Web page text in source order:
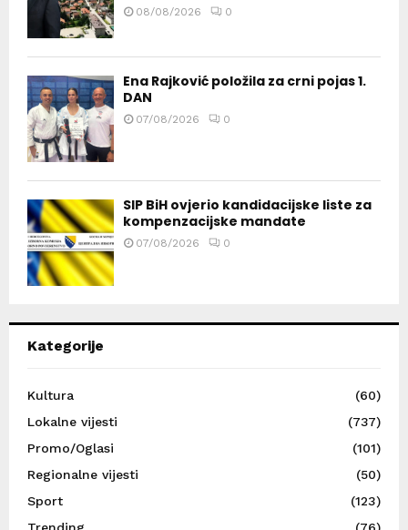
08/08/2026 0
Ena Rajković položila za crni pojas 1.
DAN
07/08/2026 0
SIP BiH ovjerio kandidacijske liste za
kompenzacijske mandate
07/08/2026 0
Kategorije
Kultura
(60)
Lokalne vijesti
(737)
Promo/Oglasi
(101)
Regionalne vijesti
(50)
Sport
(123)
Trending
(76)